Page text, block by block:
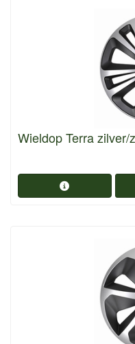
Wieldop Terra zilver/